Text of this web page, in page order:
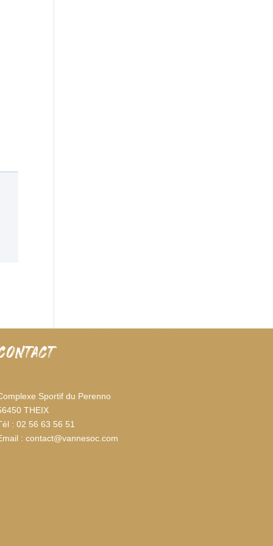
Sportif du Perenno
THEIX
: 02 56 63 56 51
: contact@vannesoc.com